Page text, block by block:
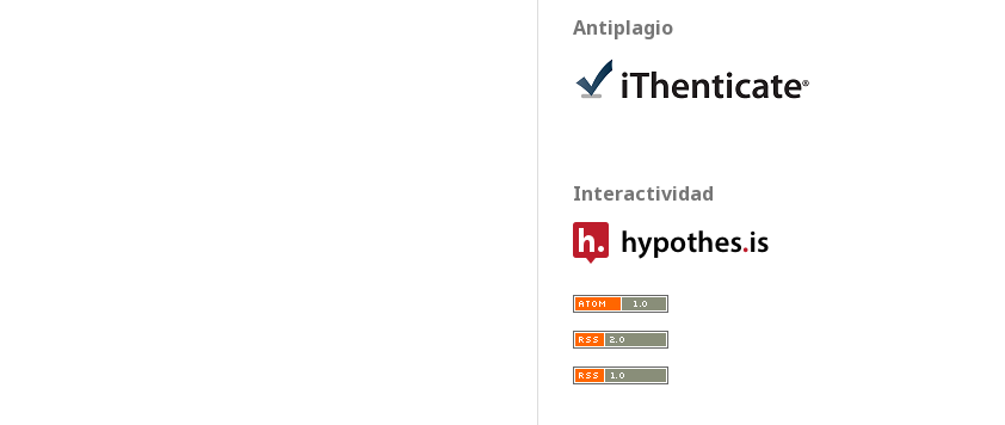
Antiplagio
Interactividad